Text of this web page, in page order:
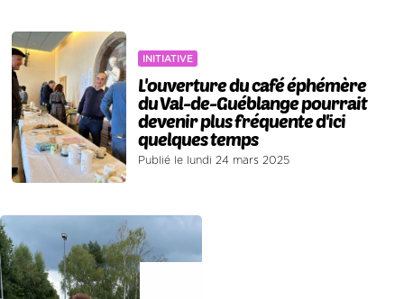
INITIATIVE
L'ouverture du café éphémère
du Val-de-Guéblange pourrait
devenir plus fréquente d'ici
quelques temps
Publié le lundi 24 mars 2025